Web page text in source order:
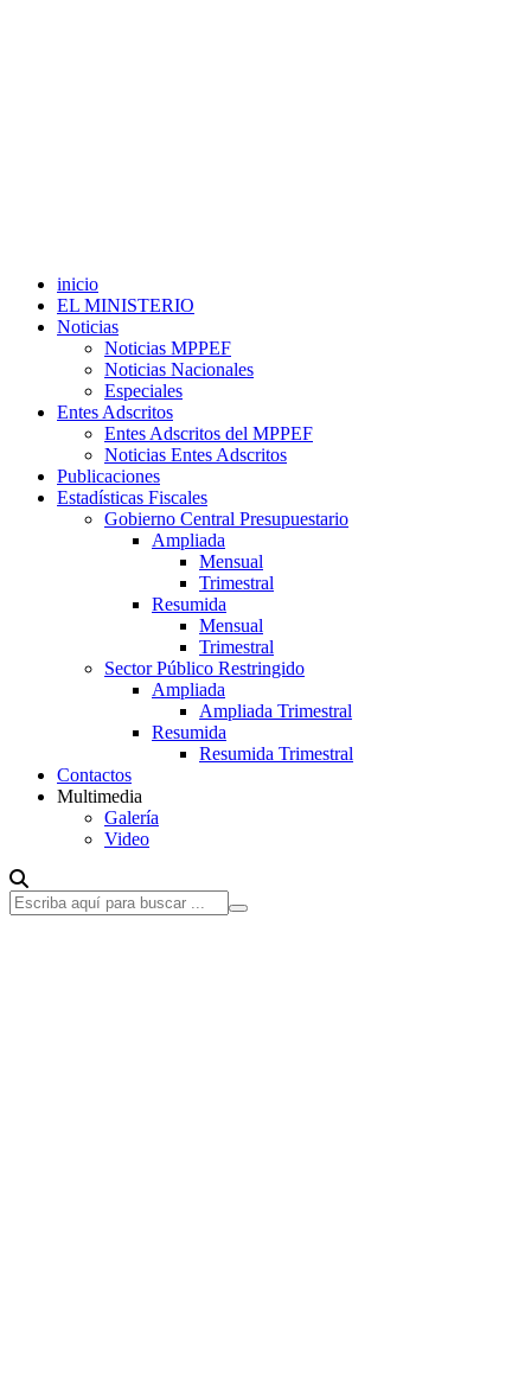
inicio
EL MINISTERIO
Noticias
Noticias MPPEF
Noticias Nacionales
Especiales
Entes Adscritos
Entes Adscritos del MPPEF
Noticias Entes Adscritos
Publicaciones
Estadísticas Fiscales
Gobierno Central Presupuestario
Ampliada
Mensual
Trimestral
Resumida
Mensual
Trimestral
Sector Público Restringido
Ampliada
Ampliada Trimestral
Resumida
Resumida Trimestral
Contactos
Multimedia
Galería
Video